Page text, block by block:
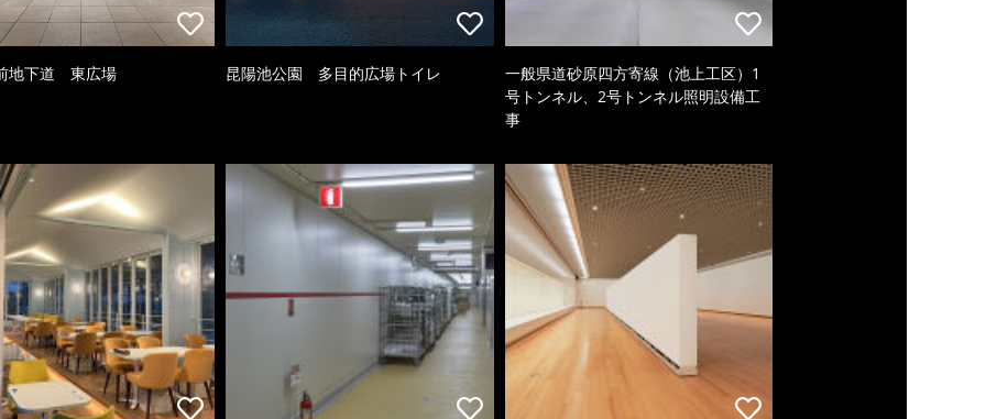
地下道 東広場 昆陽池公園 多目的広場トイレ
一般県道砂原四方寄線（池上工区）1
号トンネル、2号トンネル照明設備工
事